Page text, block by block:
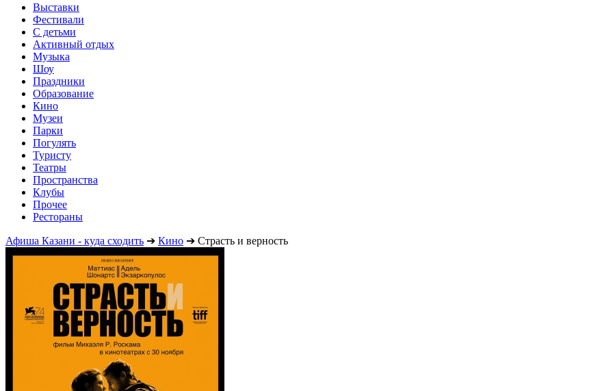
Выставки
Фестивали
С детьми
Активный отдых
Музыка
Шоу
Праздники
Образование
Кино
Музеи
Парки
Погулять
Туристу
Театры
Пространства
Клубы
Прочее
Рестораны
Афиша Казани - куда сходить ➔ Кино ➔ Страсть и верность